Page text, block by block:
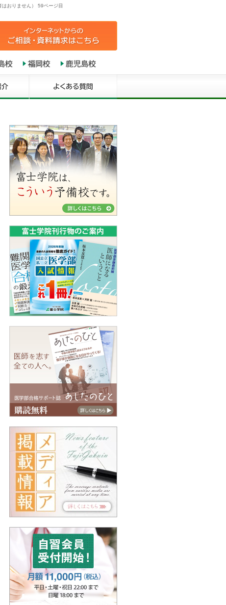
おりません） 59ページ目